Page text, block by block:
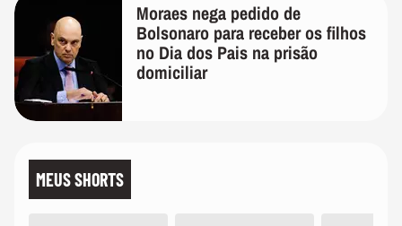
Moraes nega pedido de
Bolsonaro para receber os filhos
no Dia dos Pais na prisão
domiciliar
MEUS SHORTS